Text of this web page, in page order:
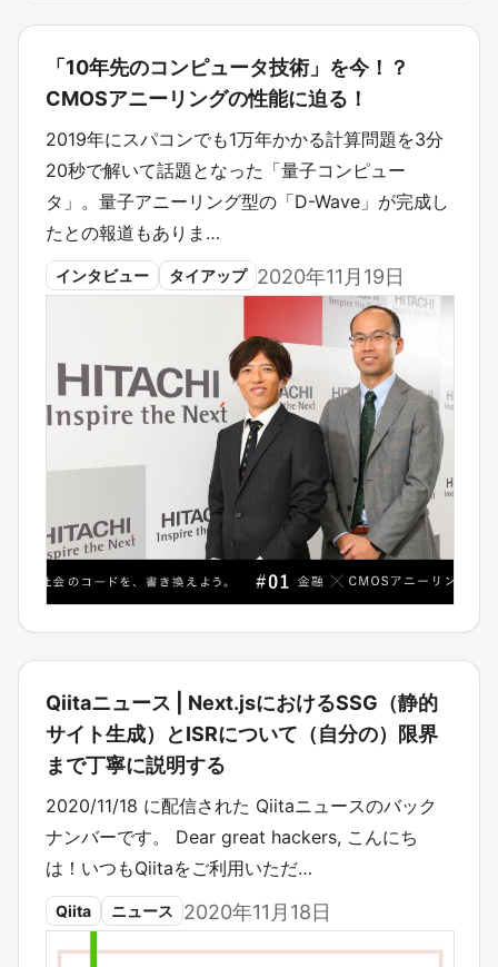
「10年先のコンピュータ技術」を今！？
CMOSアニーリングの性能に迫る！
2019年にスパコンでも1万年かかる計算問題を3分
20秒で解いて話題となった「量子コンピュー
タ」。量子アニーリング型の「D-Wave」が完成し
たとの報道もありま…
インタビュー タイアップ 2020年11月19日
Qiitaニュース | Next.jsにおけるSSG（静的
サイト生成）とISRについて（自分の）限界
まで丁寧に説明する
2020/11/18 に配信された Qiitaニュースのバック
ナンバーです。 Dear great hackers, こんにち
は！いつもQiitaをご利用いただ…
Qiita ニュース 2020年11月18日